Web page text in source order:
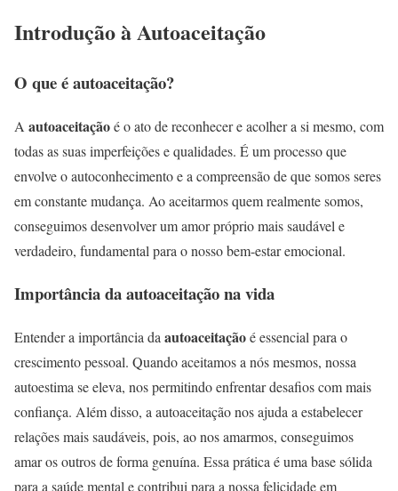
Introdução à Autoaceitação
O que é autoaceitação?
A autoaceitaçãoé o ato de reconhecer e acolher a si mesmo, com
todas as suas imperfeições e qualidades. É um processo que
envolve o autoconhecimento e a compreensão de que somos seres
em constante mudança. Ao aceitarmos quem realmente somos,
conseguimos desenvolver um amor próprio mais saudável e
verdadeiro, fundamental para o nosso bem-estar emocional.
Importância da autoaceitação na vida
Entender a importância da autoaceitaçãoé essencial para o
crescimento pessoal. Quando aceitamos a nós mesmos, nossa
autoestima se eleva, nos permitindo enfrentar desafios com mais
confiança. Além disso, a autoaceitação nos ajuda a estabelecer
relações mais saudáveis, pois, ao nos amarmos, conseguimos
amar os outros de forma genuína. Essa prática é uma base sólida
para a saúde mental e contribui para a nossa felicidade em